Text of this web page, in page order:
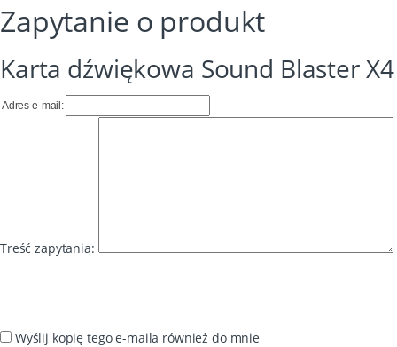
Zapytanie o produkt
Karta dźwiękowa Sound Blaster
Adres e-mail:
Treść zapytania:
Wyślij kopię tego e-maila również do mnie